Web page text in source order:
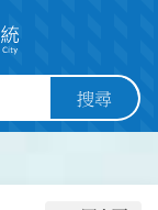
搜尋